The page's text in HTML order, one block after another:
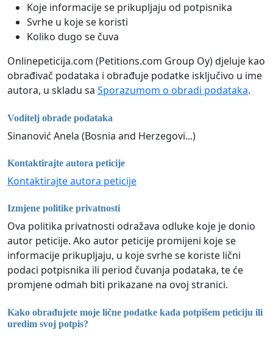
Koje informacije se prikupljaju od potpisnika
Svrhe u koje se koristi
Koliko dugo se čuva
Onlinepeticija.com (Petitions.com Group Oy) djeluje kao
obrađivač podataka i obrađuje podatke isključivo u ime
autora, u skladu sa Sporazumom o obradi podataka.
Voditelj obrade podataka
Sinanović Anela (Bosnia and Herzegovi...)
Kontaktirajte autora peticije
Kontaktirajte autora peticije
Izmjene politike privatnosti
Ova politika privatnosti odražava odluke koje je donio
autor peticije. Ako autor peticije promijeni koje se
informacije prikupljaju, u koje svrhe se koriste lični
podaci potpisnika ili period čuvanja podataka, te će
promjene odmah biti prikazane na ovoj stranici.
Kako obrađujete moje lične podatke kada potpišem peticiju ili
uredim svoj potpis?